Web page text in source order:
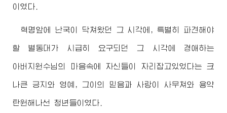
이였다.
혁명앞에 난국이 닥쳐왔던 그 시각에, 특별히 파견해야
할 별동대가 시급히 요구되던 그 시각에 경애하는
아버지원수님 의 마음속에 자신들이 자리잡고있었다는 크
나큰 긍지와 영예, 그이의 믿음과 사랑이 사무쳐와 용약
탄원해나선 청년들이였다.